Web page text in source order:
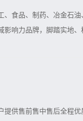
食品、制药、冶金石
响力品牌，脚踏实地、
供售前售中售后全程